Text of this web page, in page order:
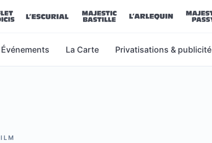
Événements La Carte Privatisations & publicité